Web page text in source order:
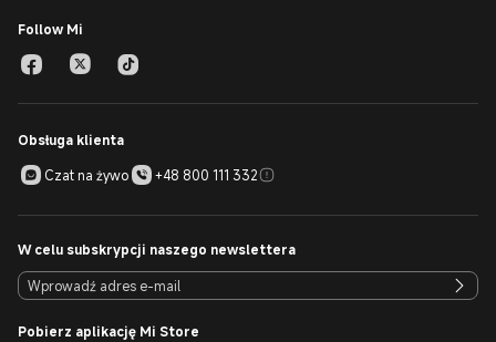
Follow Mi
Obsługa klienta
Czat na żywo
+48 800 111 332
W celu subskrypcji naszego newslettera
Pobierz aplikację Mi Store